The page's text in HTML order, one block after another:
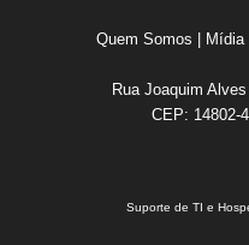
Quem Somos Mídia
Rua Joaquim
CEP: 14802-
Suporte de TI e